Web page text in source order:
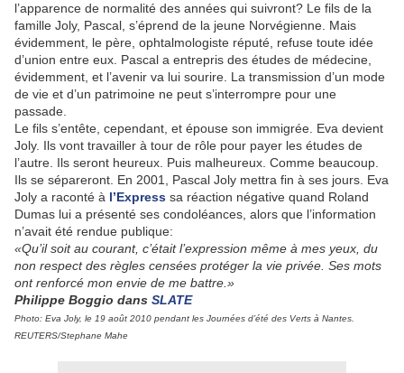
l’apparence de normalité des années qui suivront? Le fils de la
famille Joly, Pascal, s’éprend de la jeune Norvégienne. Mais
évidemment, le père, ophtalmologiste réputé, refuse toute idée
d’union entre eux. Pascal a entrepris des études de médecine,
évidemment, et l’avenir va lui sourire. La transmission d’un mode
de vie et d’un patrimoine ne peut s’interrompre pour une
passade.
Le fils s’entête, cependant, et épouse son immigrée. Eva devient
Joly. Ils vont travailler à tour de rôle pour payer les études de
l’autre. Ils seront heureux. Puis malheureux. Comme beaucoup.
Ils se sépareront. En 2001, Pascal Joly mettra fin à ses jours. Eva
Joly a raconté à l’Express sa réaction négative quand Roland
Dumas lui a présenté ses condoléances, alors que l’information
n’avait été rendue publique:
«Qu’il soit au courant, c’était l’expression même à mes yeux, du
non respect des règles censées protéger la vie privée. Ses mots
ont renforcé mon envie de me battre.»
Philippe Boggio dans SLATE
Photo: Eva Joly, le 19 août 2010 pendant les Journées d’été des Verts à Nantes.
REUTERS/Stephane Mahe